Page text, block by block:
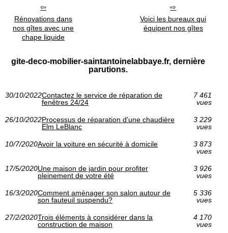
Rénovations dans
nos gîtes avec une
chape liquide
Voici les bureaux qui
équipent nos gîtes
gite-deco-mobilier-saintantoinelabbaye.fr, dernière
parutions.
30/10/2022Contactez le service de réparation de
fenêtres 24/24
7 461
vues
26/10/2022Processus de réparation d'une chaudière
Elm LeBlanc
3 229
vues
10/7/2020Avoir la voiture en sécurité à domicile
3 873
vues
17/5/2020Une maison de jardin pour profiter
pleinement de votre été
3 926
vues
16/3/2020Comment aménager son salon autour de
son fauteuil suspendu?
5 336
vues
27/2/2020Trois éléments à considérer dans la
construction de maison
4 170
vues